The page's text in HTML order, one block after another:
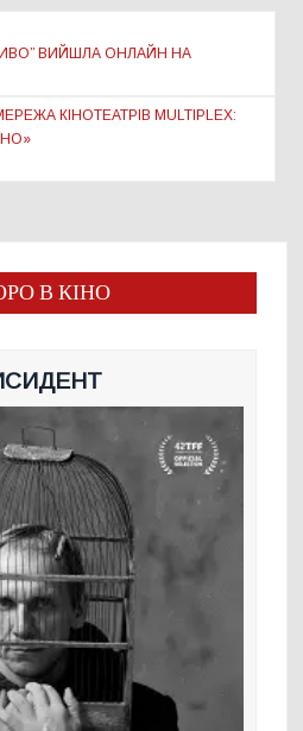
ВИЙШЛА ОНЛАЙН НА
КІНОТЕАТРІВ MULTIPLEX:
В КІНО